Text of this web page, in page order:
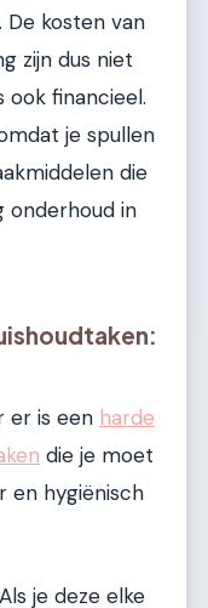
kosten van
zijn dus niet
ook financieel.
je spullen
die
onderhoud in
er is een harde
die je moet
en hygiënisch
je deze elke